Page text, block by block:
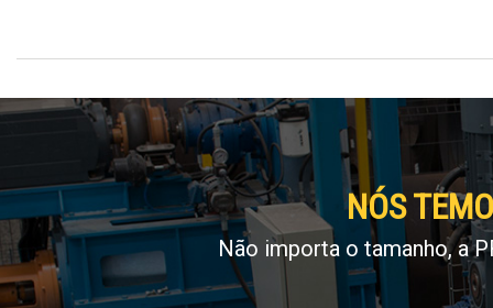
NÓS
Não importa o tamanho, a